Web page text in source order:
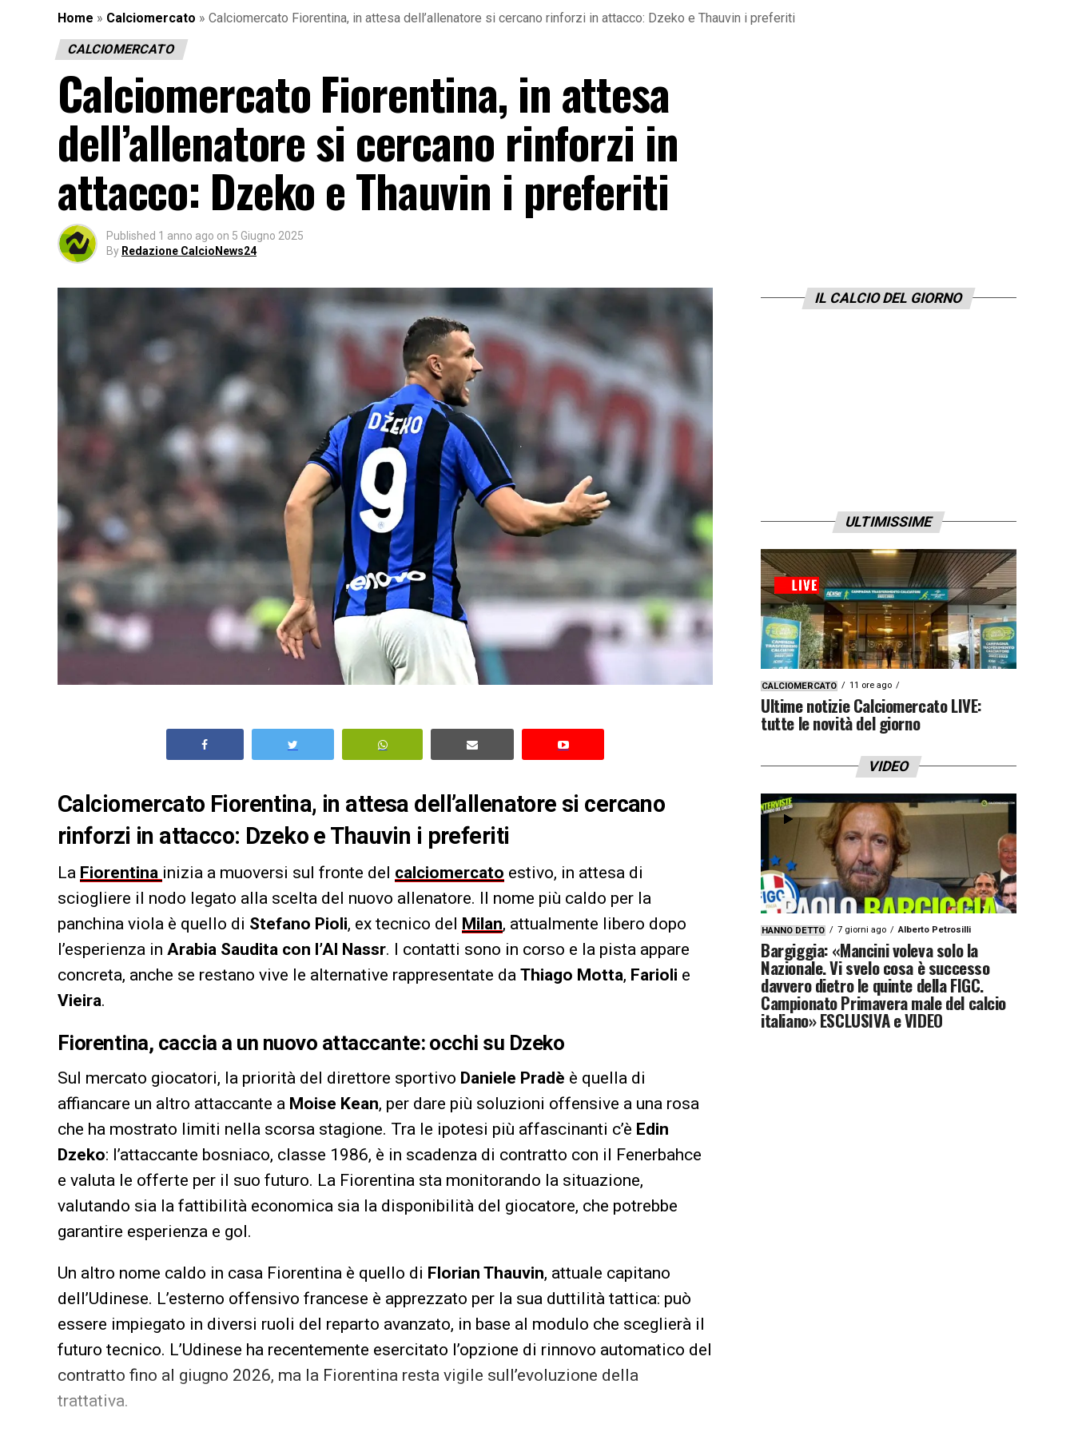
Home » Calciomercato » Calciomercato Fiorentina, in attesa dell’allenatore si cercano rinforzi in attacco: Dzeko e Thauvin i preferiti
CALCIOMERCATO
Calciomercato Fiorentina, in attesa
dell’allenatore si cercano rinforzi in
attacco: Dzeko e Thauvin i preferiti
Published 1 anno ago on 5 Giugno 2025
By Redazione CalcioNews24
Calciomercato Fiorentina, in attesa dell’allenatore si cercano
rinforzi in attacco: Dzeko e Thauvin i preferiti
La Fiorentina inizia a muoversi sul fronte del calciomercato estivo, in attesa di
sciogliere il nodo legato alla scelta del nuovo allenatore. Il nome più caldo per la
panchina viola è quello di Stefano Pioli, ex tecnico del Milan, attualmente libero dopo
l’esperienza in Arabia Saudita con l’Al Nassr. I contatti sono in corso e la pista appare
concreta, anche se restano vive le alternative rappresentate da Thiago Motta, Farioli e
Vieira.
Fiorentina, caccia a un nuovo attaccante: occhi su Dzeko
Sul mercato giocatori, la priorità del direttore sportivo Daniele Pradè è quella di
affiancare un altro attaccante a Moise Kean, per dare più soluzioni offensive a una rosa
che ha mostrato limiti nella scorsa stagione. Tra le ipotesi più affascinanti c’è Edin
Dzeko: l’attaccante bosniaco, classe 1986, è in scadenza di contratto con il Fenerbahce
e valuta le offerte per il suo futuro. La Fiorentina sta monitorando la situazione,
valutando sia la fattibilità economica sia la disponibilità del giocatore, che potrebbe
garantire esperienza e gol.
Un altro nome caldo in casa Fiorentina è quello di Florian Thauvin, attuale capitano
dell’Udinese. L’esterno offensivo francese è apprezzato per la sua duttilità tattica: può
essere impiegato in diversi ruoli del reparto avanzato, in base al modulo che sceglierà il
futuro tecnico. L’Udinese ha recentemente esercitato l’opzione di rinnovo automatico del
contratto fino al giugno 2026, ma la Fiorentina resta vigile sull’evoluzione della
trattativa.
IL CALCIO DEL GIORNO
ULTIMISSIME
CALCIOMERCATO 11 ore ago
Ultime notizie Calciomercato LIVE:
tutte le novità del giorno
VIDEO
HANNO DETTO 7 giorni ago Alberto Petrosilli
Bargiggia: «Mancini voleva solo la
Nazionale. Vi svelo cosa è successo
davvero dietro le quinte della FIGC.
Campionato Primavera male del calcio
italiano» ESCLUSIVA e VIDEO